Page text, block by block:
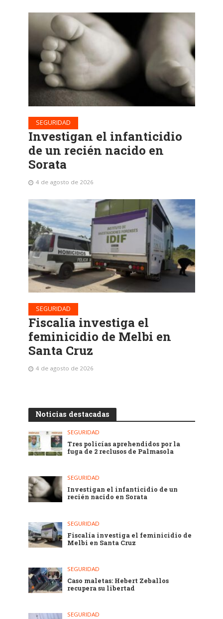
SEGURIDAD
Investigan el infanticidio
de un recién nacido en
Sorata
4 de agosto de 2026
SEGURIDAD
Fiscalía investiga el
feminicidio de Melbi en
Santa Cruz
4 de agosto de 2026
Noticias destacadas
SEGURIDAD
Tres policías aprehendidos por la
fuga de 2 reclusos de Palmasola
SEGURIDAD
Investigan el infanticidio de un
recién nacido en Sorata
SEGURIDAD
Fiscalía investiga el feminicidio de
Melbi en Santa Cruz
SEGURIDAD
Caso maletas: Hebert Zeballos
recupera su libertad
SEGURIDAD